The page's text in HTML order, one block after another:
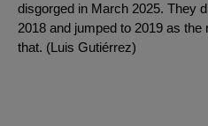
disgorged in March 2025. They
2018 and jumped to 2019 as
that. (Luis Gutiérrez)